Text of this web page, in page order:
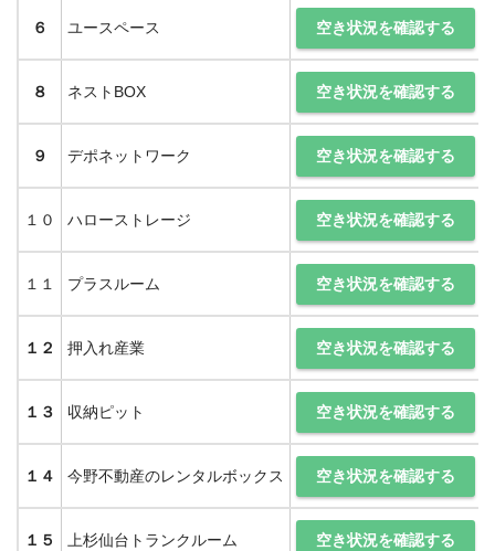
６ ユースペース 空き状況を確認する
８ ネストBOX 空き状況を確認する
９ デポネットワーク 空き状況を確認する
１０ ハローストレージ 空き状況を確認する
１１ プラスルーム 空き状況を確認する
１２ 押入れ産業 空き状況を確認する
１３ 収納ピット 空き状況を確認する
１４ 今野不動産のレンタルボックス 空き状況を確認する
１５ 上杉仙台トランクルーム 空き状況を確認する